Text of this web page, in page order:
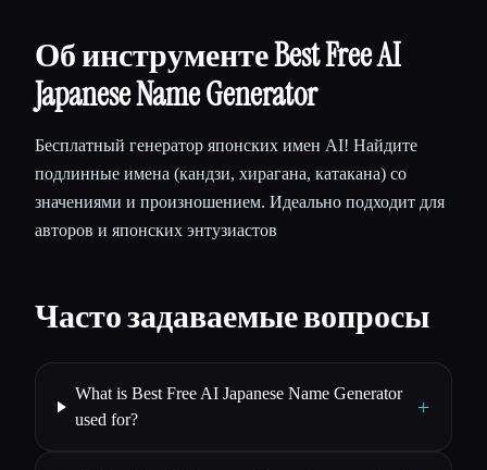
Об инструменте Best Free AI
Japanese Name Generator
Бесплатный генератор японских имен AI! Найдите
подлинные имена (кандзи, хирагана, катакана) со
значениями и произношением. Идеально подходит для
авторов и японских энтузиастов
Часто задаваемые вопросы
What is Best Free AI Japanese Name Generator
used for?
+